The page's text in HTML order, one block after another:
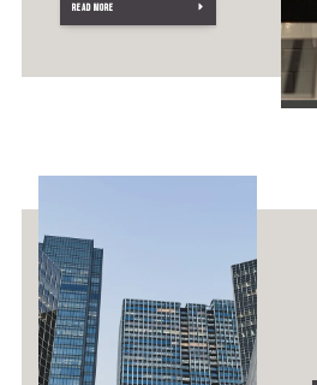
READ MORE